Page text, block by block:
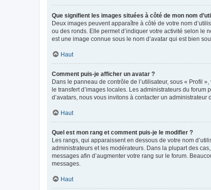
Que signifient les images situées à côté de mon nom
Deux images peuvent apparaître à côté de votre nom
ou des ronds. Elle permet d’indiquer votre activité selon le
est une image connue sous le nom d’avatar qui est bien
Haut
Comment puis-je afficher un avatar ?
Dans le panneau de contrôle de l’utilisateur, sous « Profil
le transfert d’images locales. Les administrateurs du
d’avatars, nous vous invitons à contacter un administrateur
Haut
Quel est mon rang et comment puis-je le modifier ?
Les rangs, qui apparaissent en dessous de votre nom
administrateurs et les modérateurs. Dans la plupart des
messages afin d’augmenter votre rang sur le forum.
messages.
Haut